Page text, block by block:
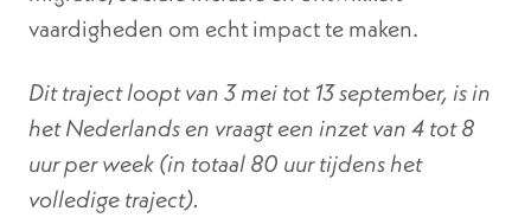
vaardigheden om echt impact te maken.
Dit traject loopt van 3 mei tot 13 september, is in
het Nederlands en vraagt een inzet van 4 tot 8
uur per week (in totaal 80 uur tijdens het
volledige traject).